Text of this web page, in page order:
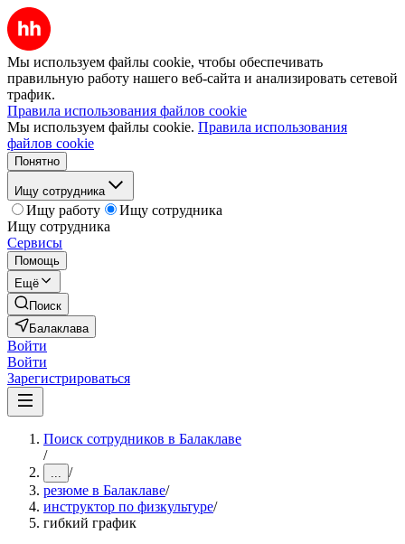
Мы используем файлы cookie, чтобы обеспечивать
правильную работу нашего веб-сайта и анализировать сетевой
трафик.
Правила использования файлов cookie
Мы используем файлы cookie. Правила использования
файлов cookie
Понятно
Ищу сотрудника
Ищу работу
Ищу сотрудника
Ищу сотрудника
Сервисы
Помощь
Ещё
Поиск
Балаклава
Войти
Войти
Зарегистрироваться
Поиск сотрудников в Балаклаве
/
... /
резюме в Балаклаве/
инструктор по физкультуре/
гибкий график